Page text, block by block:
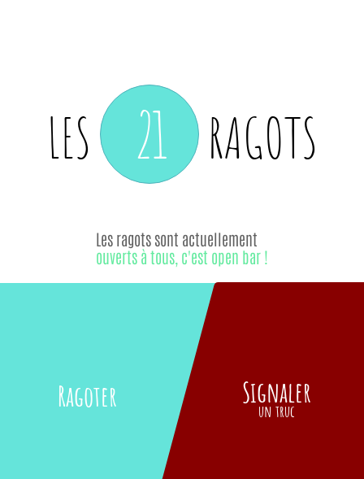
LES 21 RAGOTS
Ragoter
Les ragots sont actuellement
ouverts à tous, c'est open bar !
Signaler
un truc